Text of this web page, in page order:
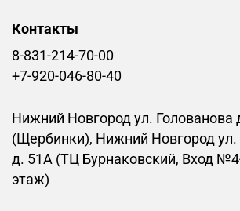
Контакты
8-831-214-70-00
+7-920-046-80-40
Нижний Новгород ул. Голованова
(Щербинки), Нижний Новгород ул.
д. 51А (ТЦ Бурнаковский, Вход
этаж)